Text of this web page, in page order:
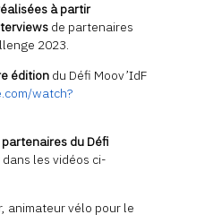
à partir
de partenaires
2023.
édition du Défi Moov’IdF
watch?
du Défi
les vidéos ci-
animateur vélo pour le